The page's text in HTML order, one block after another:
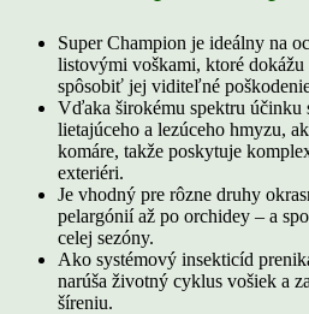
Super Champion je ideálny na
listovými voškami, ktoré
spôsobiť jej viditeľné
Vďaka širokému spektru účinku
lietajúceho a lezúceho hmyzu,
komáre, takže poskytuje
exteriéri.
Je vhodný pre rôzne druhy
pelargónií až po orchidey – a
celej sezóny.
Ako systémový insekticíd
narúša životný cyklus vošiek a
šíreniu.